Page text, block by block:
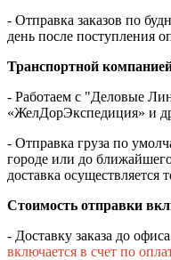
- Отправка заказов по
день после поступления
Транспортной
- Работаем с "Деловые
«ЖелДорЭкспедиция» и
- Отправка груза по
городе или до
доставка осуществляется
Стоимость отправки
- Доставку заказа до
включается в счет по